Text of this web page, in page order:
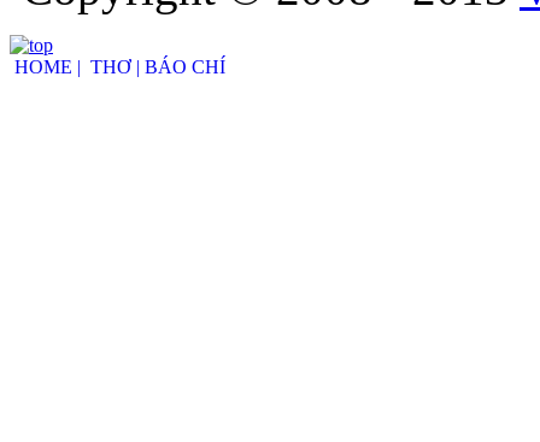
HOME | THƠ | BÁO CHÍ